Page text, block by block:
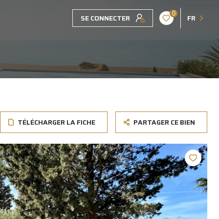
SE CONNECTER 0 FR
TÉLÉCHARGER LA FICHE PARTAGER CE BIEN